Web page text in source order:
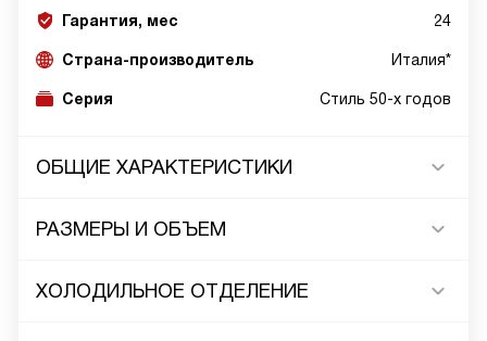
Гарантия, мес 24
Страна-производитель Италия*
Серия Стиль 50-х годов
ОБЩИЕ ХАРАКТЕРИСТИКИ
РАЗМЕРЫ И ОБЪЕМ
ХОЛОДИЛЬНОЕ ОТДЕЛЕНИЕ